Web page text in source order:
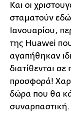
Και οι
σταματούν
Ιανουαρίου,
της Huawei
αγαπήθηκαν
διατίθενται
προσφορά!
δώρα που θα
συναρπαστική.